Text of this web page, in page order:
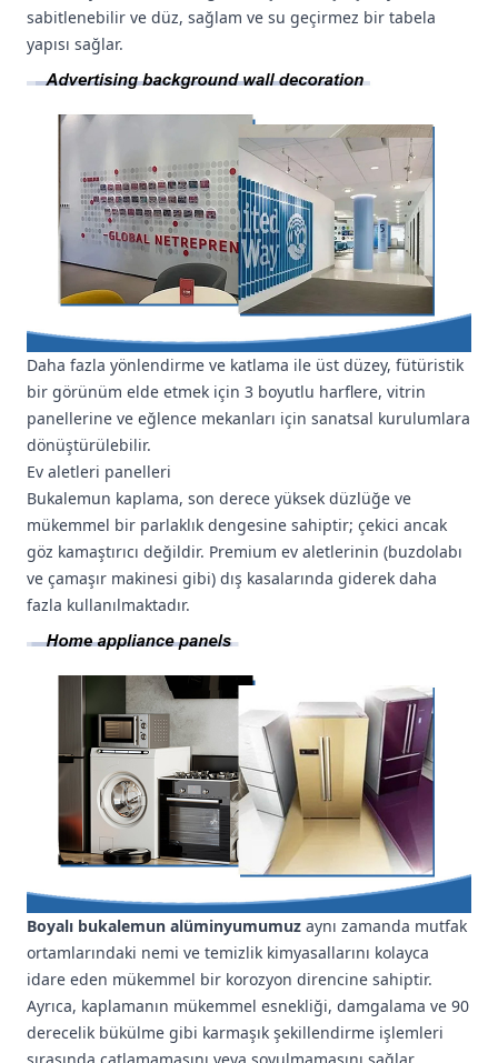
sabitlenebilir ve düz, sağlam ve su geçirmez bir tabela
yapısı sağlar.
Daha fazla yönlendirme ve katlama ile üst düzey, fütüristik
bir görünüm elde etmek için 3 boyutlu harflere, vitrin
panellerine ve eğlence mekanları için sanatsal kurulumlara
dönüştürülebilir.
Ev aletleri panelleri
Bukalemun kaplama, son derece yüksek düzlüğe ve
mükemmel bir parlaklık dengesine sahiptir; çekici ancak
göz kamaştırıcı değildir. Premium ev aletlerinin (buzdolabı
ve çamaşır makinesi gibi) dış kasalarında giderek daha
fazla kullanılmaktadır.
Boyalı bukalemun alüminyumumuz aynı zamanda mutfak
ortamlarındaki nemi ve temizlik kimyasallarını kolayca
idare eden mükemmel bir korozyon direncine sahiptir.
Ayrıca, kaplamanın mükemmel esnekliği, damgalama ve 90
derecelik bükülme gibi karmaşık şekillendirme işlemleri